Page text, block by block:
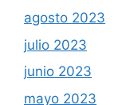
agosto 2023
julio 2023
junio 2023
mayo 2023